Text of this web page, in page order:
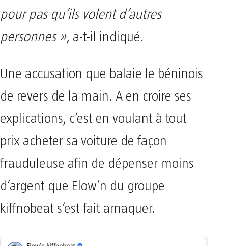
pour pas qu’ils volent d’autres
personnes », a-t-il indiqué.
Une accusation que balaie le béninois
de revers de la main. A en croire ses
explications, c’est en voulant à tout
prix acheter sa voiture de façon
frauduleuse afin de dépenser moins
d’argent que Elow’n du groupe
kiffnobeat s’est fait arnaquer.